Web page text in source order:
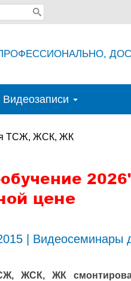
Видеозаписи
ТСЖ, ЖСК, ЖК
|
ЖСК, ЖК